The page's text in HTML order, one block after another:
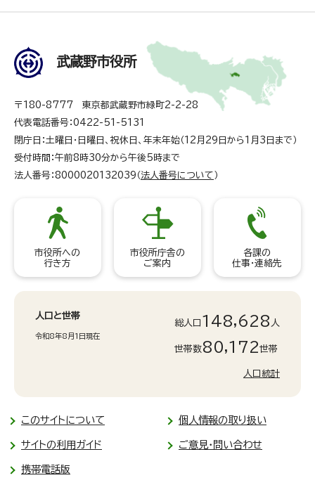
武蔵野市役所
〒180-8777 東京都武蔵野市緑町2-2-28
代表電話番号：0422-51-5131
閉庁日：土曜日・日曜日、祝休日、年末年始（12月29日から1月3日まで）
受付時間：午前8時30分から午後5時まで
法人番号：8000020132039（ 法人番号について ）
市役所への
行き方
市役所庁舎の
ご案内
各課の
仕事・連絡先
人口と世帯
令和8年8月1日現在
総人口 148,628 人
世帯数80,172世帯
人口統計
このサイトについて 個人情報の取り扱い
サイトの利用ガイド ご意見・問い合わせ
携帯電話版